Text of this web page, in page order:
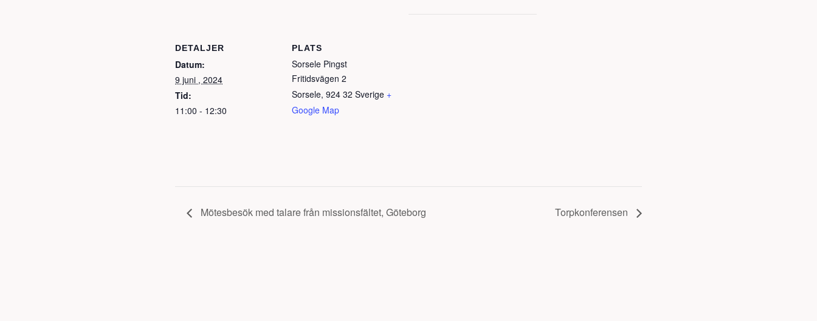
DETALJER
Datum:
9 juni , 2024
Tid:
11:00 - 12:30
PLATS
Sorsele Pingst
Fritidsvägen 2
Sorsele, 924 32 Sverige +
Google Map
Mötesbesök med talare från missionsfältet, Göteborg Torpkonferensen